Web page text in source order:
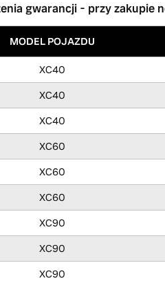
gwarancji - przy zakupie
MODEL POJAZDU
XC40
XC40
XC40
XC60
XC60
XC60
XC90
XC90
XC90